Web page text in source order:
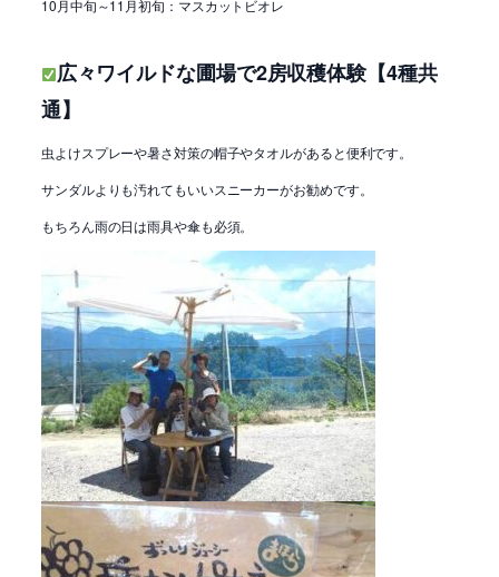
10月中旬～11月初旬：マスカットビオレ
広々ワイルドな圃場で2房収穫体験【4種共
通】
虫よけスプレーや暑さ対策の帽子やタオルがあると便利です。
サンダルよりも汚れてもいいスニーカーがお勧めです。
もちろん雨の日は雨具や傘も必須。